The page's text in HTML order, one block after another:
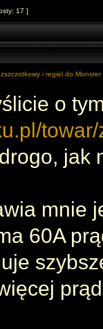
17 ]
i regiel do Monster
o
jak
mnie
60A